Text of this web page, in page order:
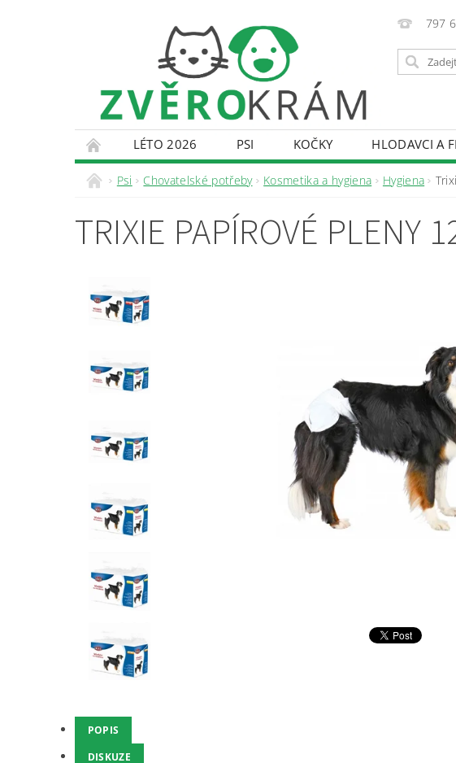
797
LÉTO 2026 PSI KOČKY HLODAVCI A
KONTAKTY
DOPRAVA A PLATBA OBCHODNÍ
Psi Chovatelské potřeby Kosmetika a hygiena Hygiena
TRIXIE PAPÍROVÉ PLENY
POPIS
DISKUZE